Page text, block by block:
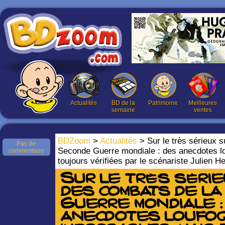
Actualités
BD de la
semaine
Patrimoine
Meilleures
ventes
BDZoom > Actualités > Sur le très sérieux
Seconde Guerre mondiale : des anecdotes
toujours vérifiées par le scénariste Julien
Pas de
commentaire
Sur le très
des combats de
Guerre mondiale
anecdotes